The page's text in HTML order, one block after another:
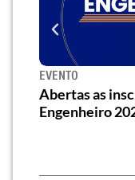
EVENTO
Abertas as
Engenheiro